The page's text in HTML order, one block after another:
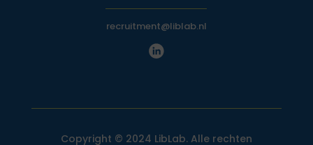
recruitment@liblab.nl
Copyright © 2024 LibLab. Alle rechten